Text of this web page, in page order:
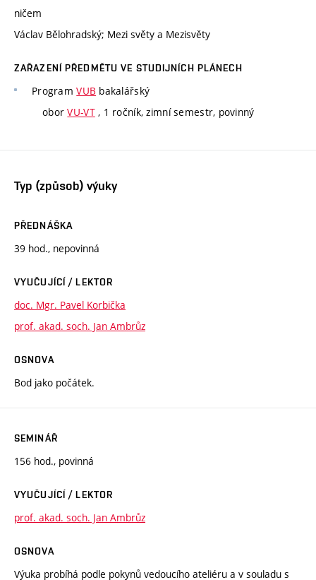
ničem
Václav Bělohradský; Mezi světy a Mezisvěty
ZAŘAZENÍ PŘEDMĚTU VE STUDIJNÍCH PLÁNECH
ProgramVUB bakalářský
oborVU-VT, 1 ročník, zimní semestr, povinný
Typ (způsob) výuky
PŘEDNÁŠKA
39 hod., nepovinná
VYUČUJÍCÍ / LEKTOR
doc. Mgr. Pavel Korbička
prof. akad. soch. Jan Ambrůz
OSNOVA
Bod jako počátek.
SEMINÁŘ
156 hod., povinná
VYUČUJÍCÍ / LEKTOR
prof. akad. soch. Jan Ambrůz
OSNOVA
Výuka probíhá podle pokynů vedoucího ateliéru a v souladu s